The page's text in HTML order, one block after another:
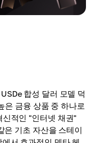
합성 달러 모델 덕
은 금융 상품 중 하나로
적인 "인터넷 채권"
은 기초 자산을 스테이